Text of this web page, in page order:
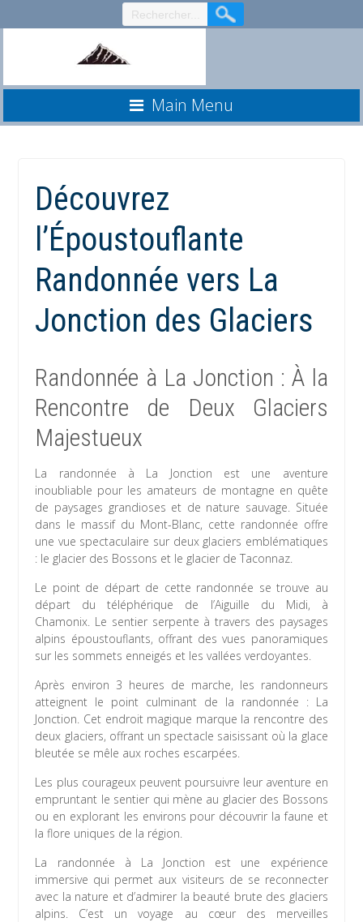
au
Main Menu
Découvrez
l’Époustouflante
Randonnée vers La
Jonction des Glaciers
Randonnée à La Jonction : À la
Rencontre de Deux Glaciers
Majestueux
La randonnée à La Jonction est une aventure
inoubliable pour les amateurs de montagne en quête
de paysages grandioses et de nature sauvage. Située
dans le massif du Mont-Blanc, cette randonnée offre
une vue spectaculaire sur deux glaciers emblématiques
: le glacier des Bossons et le glacier de Taconnaz.
Le point de départ de cette randonnée se trouve au
départ du téléphérique de l’Aiguille du Midi, à
Chamonix. Le sentier serpente à travers des paysages
alpins époustouflants, offrant des vues panoramiques
sur les sommets enneigés et les vallées verdoyantes.
Après environ 3 heures de marche, les randonneurs
atteignent le point culminant de la randonnée : La
Jonction. Cet endroit magique marque la rencontre des
deux glaciers, offrant un spectacle saisissant où la glace
bleutée se mêle aux roches escarpées.
Les plus courageux peuvent poursuivre leur aventure en
empruntant le sentier qui mène au glacier des Bossons
ou en explorant les environs pour découvrir la faune et
la flore uniques de la région.
La randonnée à La Jonction est une expérience
immersive qui permet aux visiteurs de se reconnecter
avec la nature et d’admirer la beauté brute des glaciers
alpins. C’est un voyage au cœur des merveilles